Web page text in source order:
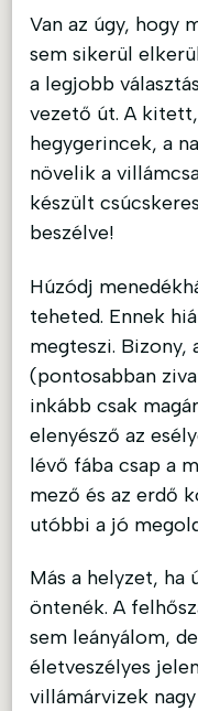
Van az úgy, hogy
sem sikerül
a legjobb
vezető út. A
hegygerincek, a
növelik a
készült
beszélve!
Húzódj
teheted. Ennek
megteszi. Bizony,
(pontosabban
inkább csak
elenyésző az
lévő fába csap a
mező és az erdő
utóbbi a jó
Más a helyzet, ha
öntenék. A
sem leányálom,
életveszélyes
villámárvizek